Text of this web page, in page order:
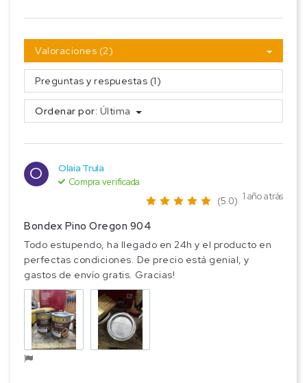
Valoraciones (2)
Preguntas y respuestas (1)
Ordenar por: Última
O Olaia Trula
Compra verificada
(5.0) 1 año atrás
Bondex Pino Oregon 904
Todo estupendo, ha llegado en 24h y el producto en
perfectas condiciones. De precio está genial, y
gastos de envío gratis. Gracias!